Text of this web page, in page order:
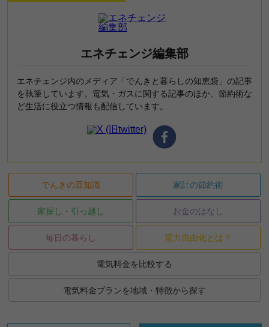
エネチェンジ編集部
エネチェンジ内のメディア「でんきと暮らしの知恵袋」の記事
を執筆しています。電気・ガスに関する記事のほか、節約術な
ど生活に役立つ情報も配信しています。
でんきの豆知識 家計の節約術
家探し・引っ越し お金のはなし
毎日の暮らし 電力自由化とは？
電気料金を比較する
電気料金プランを地域・特徴から探す